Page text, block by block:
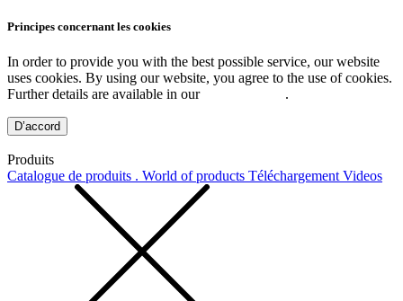
Principes concernant les cookies
In order to provide you with the best possible service, our website
uses cookies. By using our website, you agree to the use of cookies.
Further details are available in our
.
D’accord
Produits
Catalogue de produits . World of products Téléchargement Videos